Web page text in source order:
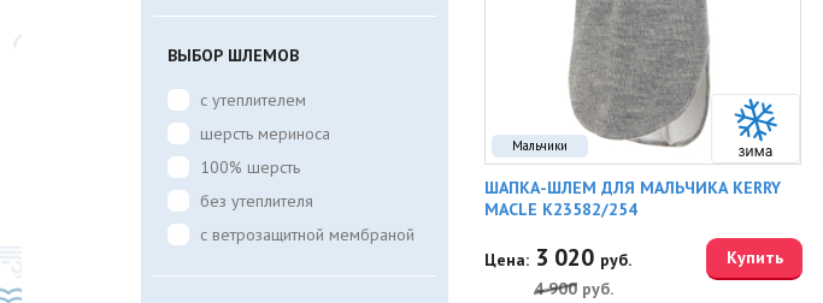
ВЫБОР ШЛЕМОВ
с утеплителем
шерсть мериноса
100% шерсть
без утеплителя
с ветрозащитной мембраной
Мальчики
ШАПКА-ШЛЕМ ДЛЯ МАЛЬЧИКА KERRY
MACLE K23582/254
Цена: 3 020 руб.
4 900 руб.
Купить